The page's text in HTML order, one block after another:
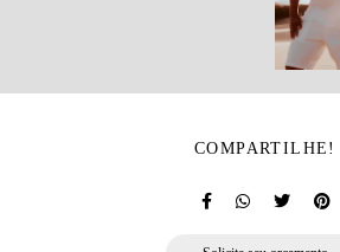
COMPARTILHE!